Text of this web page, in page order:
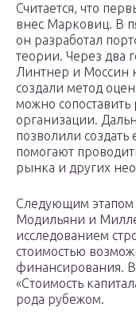
Считается, что
внес Марковиц. В
он разработал
теории. Через два
Линтнер и Моссин
создали метод
можно
организации.
позволили
помогают
рынка и других
Следующим этапом
Модильяни и
исследованием
стоимостью
финансирования. В
«Стоимость
рода рубежом.